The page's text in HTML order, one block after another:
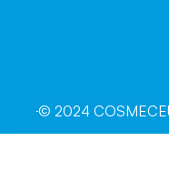
© 2024